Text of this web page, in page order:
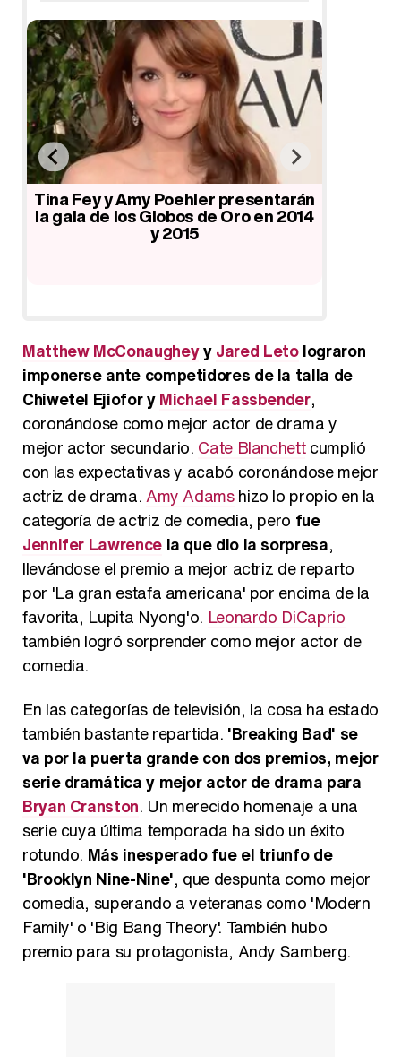
Tina Fey y Amy Poehler presentarán
la gala de los Globos de Oro en 2014
y 2015
Matthew McConaugheyyJared Letolograron
imponerse ante competidores de la talla de
Chiwetel Ejiofor yMichael Fassbender,
coronándose como mejor actor de drama y
mejor actor secundario. Cate Blanchettcumplió
con las expectativas y acabó coronándose mejor
actriz de drama.Amy Adamshizo lo propio en la
categoría de actriz de comedia, pero fue
Jennifer Lawrencela que dio la sorpresa,
llevándose el premio a mejor actriz de reparto
por 'La gran estafa americana' por encima de la
favorita, Lupita Nyong'o. Leonardo DiCaprio
también logró sorprender como mejor actor de
comedia.
En las categorías de televisión, la cosa ha estado
también bastante repartida. 'Breaking Bad' se
va por la puerta grande con dos premios, mejor
serie dramática y mejor actor de drama para
Bryan Cranston. Un merecido homenaje a una
serie cuya última temporada ha sido un éxito
rotundo. Más inesperado fue el triunfo de
'Brooklyn Nine-Nine', que despunta como mejor
comedia, superando a veteranas como 'Modern
Family' o 'Big Bang Theory'. También hubo
premio para su protagonista, Andy Samberg.